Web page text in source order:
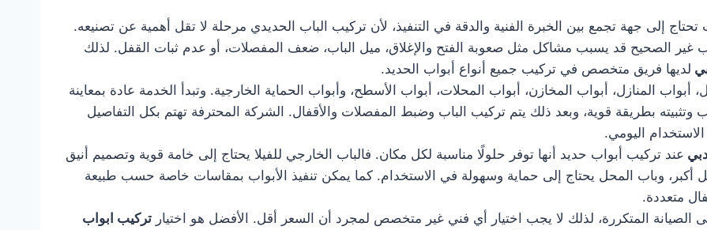
تحتاج إلى جهة تجمع بين الخبرة الفنية والدقة في التنفيذ، لأن تركيب الباب الحديدي مرحلة لا تقل أهمية عن تصنيعه.
غير الصحيح قد يسبب مشاكل مثل صعوبة الفتح والإغلاق، ميل الباب، ضعف المفصلات، أو عدم ثبات القفل. لذلك
لديها فريق متخصص في تركيب جميع أنواع أبواب الحديد.
المنازل، أبواب المخازن، أبواب المحلات، أبواب الأسطح، وأبواب الحماية الخارجية. وتبدأ الخدمة عادة بمعاينة
وتثبيته بطريقة قوية، وبعد ذلك يتم تركيب الباب وضبط المفصلات والأقفال. الشركة المحترفة تهتم بكل التفاصيل
اليومي.
عند تركيب أبواب حديد أنها توفر حلولًا مناسبة لكل مكان. فالباب الخارجي للفيلا يحتاج إلى خامة قوية وتصميم أنيق
أكبر، وباب المحل يحتاج إلى حماية وسهولة في الاستخدام. كما يمكن تنفيذ الأبواب بمقاسات خاصة حسب طبيعة
متعددة.
الصيانة المتكررة، لذلك لا يجب اختيار أي فني غير متخصص لمجرد أن السعر أقل. الأفضل هو اختيار تركيب ابواب